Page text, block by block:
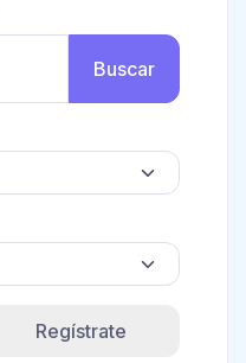
Buscar
Regístrate